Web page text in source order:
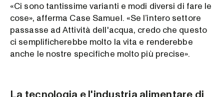
«Ci sono tantissime varianti e modi diversi di fare le
cose», afferma Case Samuel. «Se l’intero settore
passasse ad Attività dell'acqua, credo che questo
ci semplificherebbe molto la vita e renderebbe
anche le nostre specifiche molto più precise».